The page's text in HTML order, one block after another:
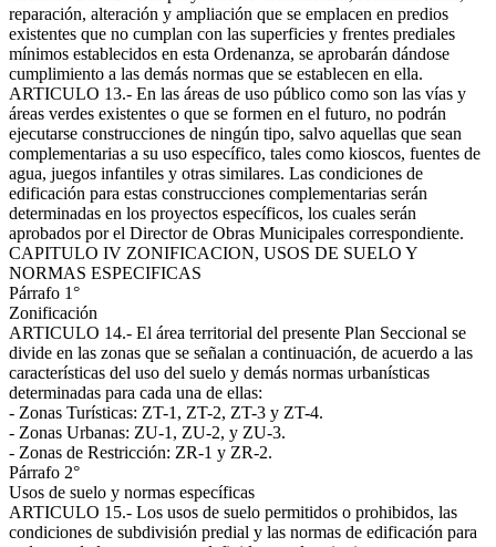
reparación, alteración y ampliación que se emplacen en predios
existentes que no cumplan con las superficies y frentes prediales
mínimos establecidos en esta Ordenanza, se aprobarán dándose
cumplimiento a las demás normas que se establecen en ella.
ARTICULO 13.- En las áreas de uso público como son las vías y
áreas verdes existentes o que se formen en el futuro, no podrán
ejecutarse construcciones de ningún tipo, salvo aquellas que sean
complementarias a su uso específico, tales como kioscos, fuentes de
agua, juegos infantiles y otras similares. Las condiciones de
edificación para estas construcciones complementarias serán
determinadas en los proyectos específicos, los cuales serán
aprobados por el Director de Obras Municipales correspondiente.
CAPITULO IV ZONIFICACION, USOS DE SUELO Y
NORMAS ESPECIFICAS
Párrafo 1°
Zonificación
ARTICULO 14.- El área territorial del presente Plan Seccional se
divide en las zonas que se señalan a continuación, de acuerdo a las
características del uso del suelo y demás normas urbanísticas
determinadas para cada una de ellas:
- Zonas Turísticas: ZT-1, ZT-2, ZT-3 y ZT-4.
- Zonas Urbanas: ZU-1, ZU-2, y ZU-3.
- Zonas de Restricción: ZR-1 y ZR-2.
Párrafo 2°
Usos de suelo y normas específicas
ARTICULO 15.- Los usos de suelo permitidos o prohibidos, las
condiciones de subdivisión predial y las normas de edificación para